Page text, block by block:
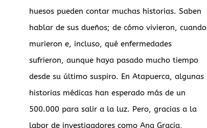
huesos pueden contar muchas historias. Saben
hablar de sus dueños; de cómo vivieron, cuando
murieron e, incluso, qué enfermedades
sufrieron, aunque haya pasado mucho tiempo
desde su último suspiro. En Atapuerca, algunas
historias médicas han esperado más de un
500.000 para salir a la luz. Pero, gracias a la
labor de investigadores como Ana Gracia,